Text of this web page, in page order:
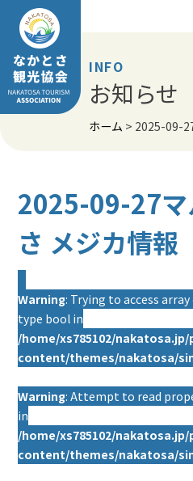
Skip
content
INFO
お知らせ
ホーム > 2025-09-
2025-09-27マ
さ メジカ情報
Warning: Trying to access
type bool in
/home/xs785102/
content/themes/nakatosa/
Warning: Attempt to read
in
/home/xs785102/
content/themes/nakatosa/